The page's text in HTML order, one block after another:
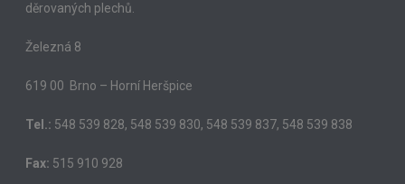
děrovaných plechů.
Železná 8
619 00 Brno – Horní Heršpice
Tel.: 548 539 828, 548 539 830, 548 539 837, 548 539 838
Fax: 515 910 928